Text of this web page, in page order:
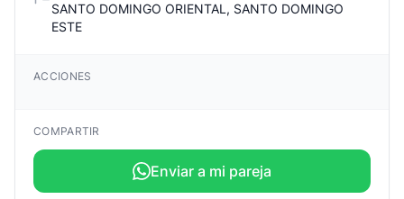
SANTO DOMINGO ORIENTAL, SANTO DOMINGO
ESTE
ACCIONES
COMPARTIR
Enviar a mi pareja